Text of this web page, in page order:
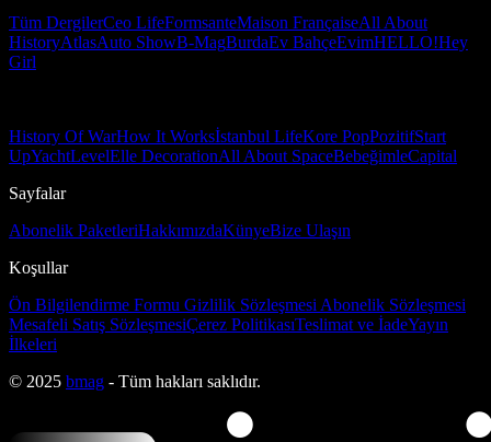
Tüm DergilerCeo LifeFormsanteMaison FrançaiseAll About
HistoryAtlasAuto ShowB-MagBurdaEv BahçeEvimHELLO!Hey
Girl
History Of WarHow It Worksİstanbul LifeKore PopPozitifStart
UpYachtLevelElle DecorationAll About SpaceBebeğimleCapital
Sayfalar
Abonelik PaketleriHakkımızdaKünyeBize Ulaşın
Koşullar
Ön Bilgilendirme Formu Gizlilik Sözleşmesi Abonelik Sözleşmesi
Mesafeli Satış SözleşmesiÇerez PolitikasıTeslimat ve İadeYayın
İlkeleri
© 2025 bmag - Tüm hakları saklıdır.